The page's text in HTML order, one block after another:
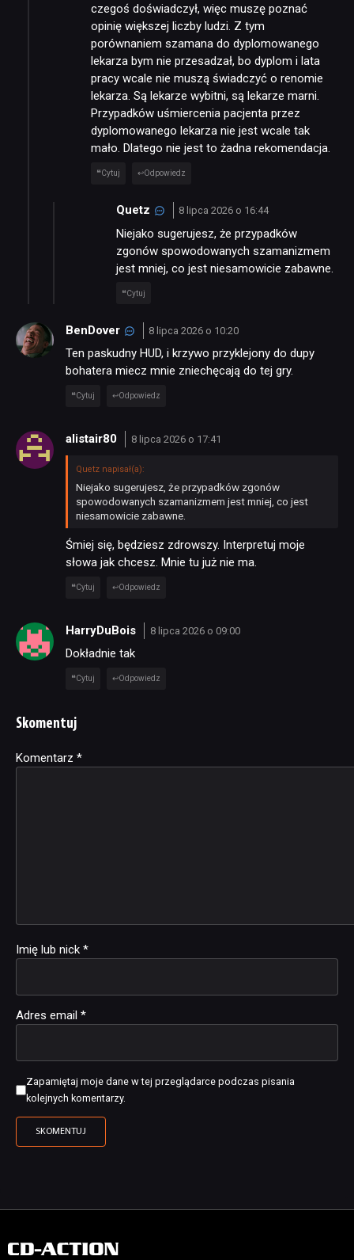
czegoś doświadczył, więc muszę poznać
opinię większej liczby ludzi. Z tym
porównaniem szamana do dyplomowanego
lekarza bym nie przesadzał, bo dyplom i lata
pracy wcale nie muszą świadczyć o renomie
lekarza. Są lekarze wybitni, są lekarze marni.
Przypadków uśmiercenia pacjenta przez
dyplomowanego lekarza nie jest wcale tak
mało. Dlatego nie jest to żadna rekomendacja.
Cytuj Odpowiedz
Quetz 8 lipca 2026 o 16:44
Niejako sugerujesz, że przypadków
zgonów spowodowanych szamanizmem
jest mniej, co jest niesamowicie zabawne.
Cytuj
BenDover 8 lipca 2026 o 10:20
Ten paskudny HUD, i krzywo przyklejony do dupy
bohatera miecz mnie zniechęcają do tej gry.
Cytuj Odpowiedz
alistair80 8 lipca 2026 o 17:41
Quetz napisał(a):
Niejako sugerujesz, że przypadków zgonów
spowodowanych szamanizmem jest mniej, co jest
niesamowicie zabawne.
Śmiej się, będziesz zdrowszy. Interpretuj moje
słowa jak chcesz. Mnie tu już nie ma.
Cytuj Odpowiedz
HarryDuBois 8 lipca 2026 o 09:00
Dokładnie tak
Cytuj Odpowiedz
Skomentuj
Komentarz *
Imię lub nick *
Adres email *
Zapamiętaj moje dane w tej przeglądarce podczas pisania
kolejnych komentarzy.
Alternative: